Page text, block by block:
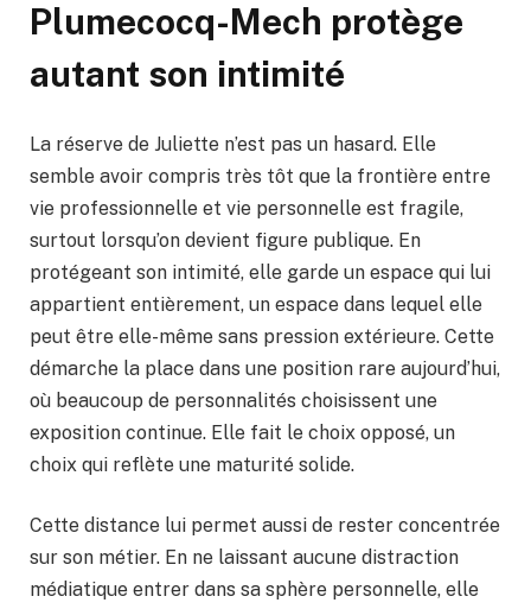
Plumecocq-Mech protège
autant son intimité
La réserve de Juliette n’est pas un hasard. Elle
semble avoir compris très tôt que la frontière entre
vie professionnelle et vie personnelle est fragile,
surtout lorsqu’on devient figure publique. En
protégeant son intimité, elle garde un espace qui lui
appartient entièrement, un espace dans lequel elle
peut être elle-même sans pression extérieure. Cette
démarche la place dans une position rare aujourd’hui,
où beaucoup de personnalités choisissent une
exposition continue. Elle fait le choix opposé, un
choix qui reflète une maturité solide.
Cette distance lui permet aussi de rester concentrée
sur son métier. En ne laissant aucune distraction
médiatique entrer dans sa sphère personnelle, elle